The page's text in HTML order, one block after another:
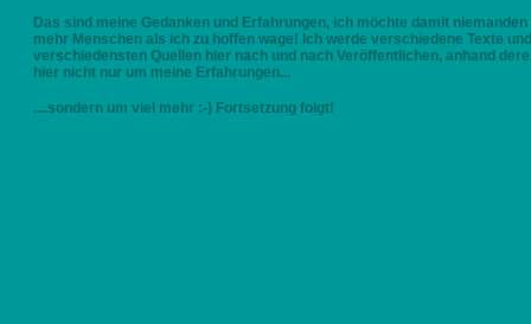
Das sind meine Gedanken und Erfahrungen, ich möchte damit
mehr Menschen als ich zu hoffen wage! Ich werde verschiedene Texte
verschiedensten Quellen hier nach und nach Veröffentlichen, anhand
hier nicht nur um meine Erfahrungen...
....sondern um viel mehr :-) Fortsetzung folgt!